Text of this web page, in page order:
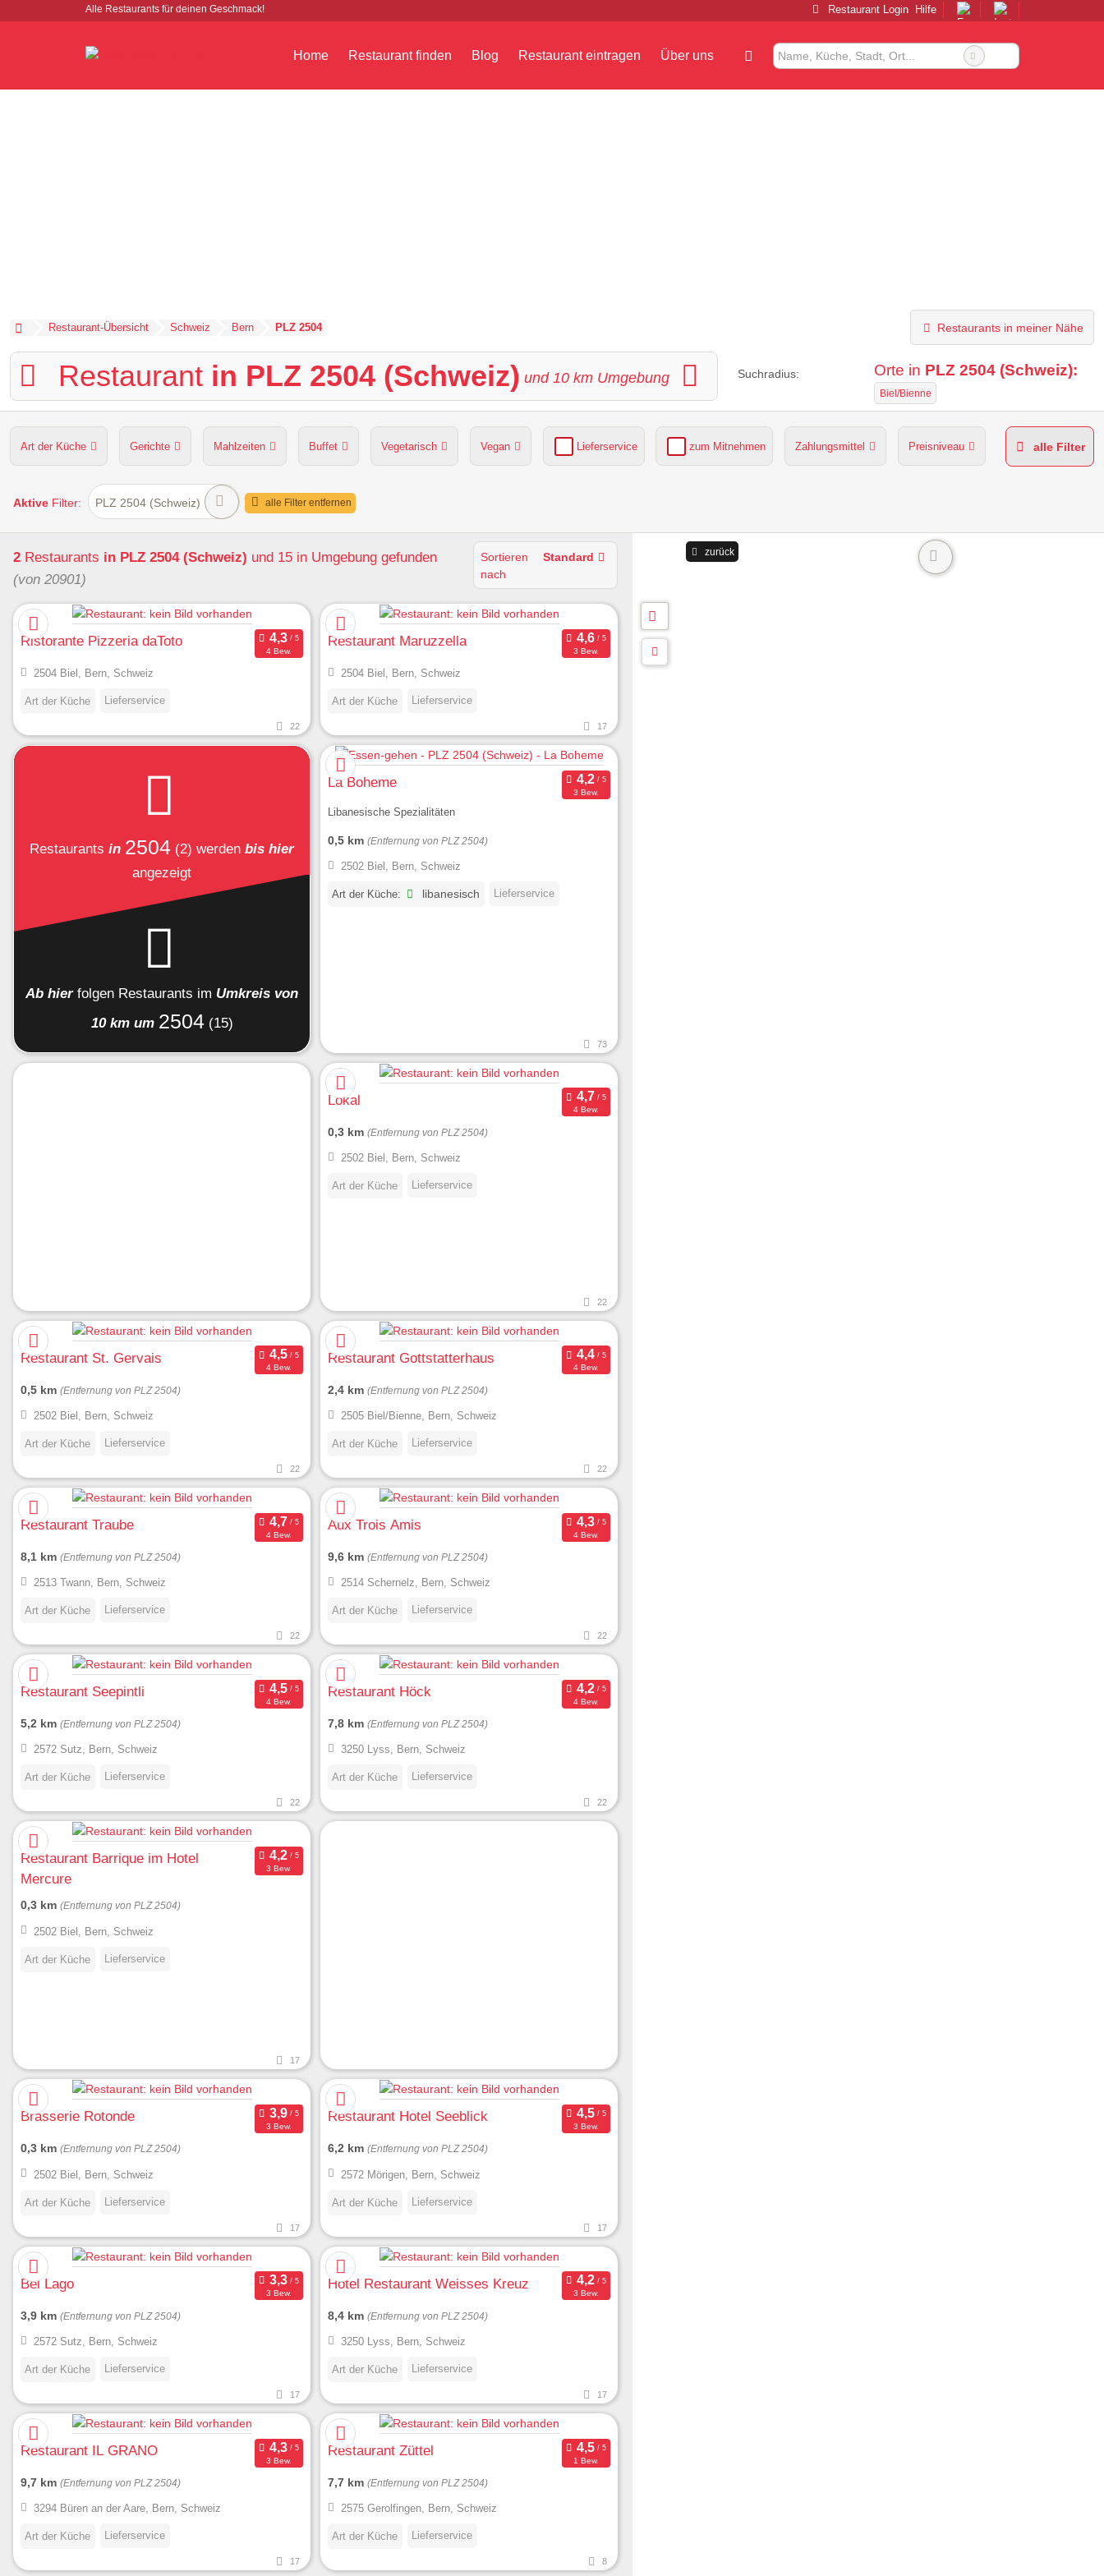
Alle Restaurants für deinen Geschmack! Restaurant Login Hilfe
Home Restaurant finden Blog Restaurant eintragen Über uns
Restaurant-Übersicht Schweiz Bern PLZ 2504 Restaurants in meiner Nähe
Restaurant in PLZ 2504 (Schweiz) und 10 km Umgebung Suchradius: Orte in PLZ 2504 (Schweiz):
Biel/Bienne
Art der Küche Gerichte Mahlzeiten Buffet Vegetarisch Vegan Lieferservice zum Mitnehmen Zahlungsmittel Preisniveau
Hunde erlaubt Kapazität Sitzplätze im Freien
alle Filter
Aktive Filter: PLZ 2504 (Schweiz) alle Filter entfernen
2 Restaurants in PLZ 2504 (Schweiz) und 15 in Umgebung gefunden
(von 20901)
Sortieren
nach
Standard
Ristorante Pizzeria daToto
4 Bew.
2504 Biel, Bern, Schweiz
Art der Küche Lieferservice
22
Restaurant Maruzzella
3 Bew.
2504 Biel, Bern, Schweiz
Art der Küche Lieferservice
17
Restaurants in 2504 (2) werden bis hier
angezeigt
Ab hier folgen Restaurants im Umkreis von
10 km um 2504 (15)
La Boheme
3 Bew.
Libanesische Spezialitäten
0,5 km (Entfernung von PLZ 2504)
2502 Biel, Bern, Schweiz
Art der Küche: libanesisch Lieferservice
73
Lokal
4 Bew.
0,3 km (Entfernung von PLZ 2504)
2502 Biel, Bern, Schweiz
Art der Küche Lieferservice
22
Restaurant St. Gervais
4 Bew.
0,5 km (Entfernung von PLZ 2504)
2502 Biel, Bern, Schweiz
Art der Küche Lieferservice
22
Restaurant Gottstatterhaus
4 Bew.
2,4 km (Entfernung von PLZ 2504)
2505 Biel/Bienne, Bern, Schweiz
Art der Küche Lieferservice
22
Restaurant Traube
4 Bew.
8,1 km (Entfernung von PLZ 2504)
2513 Twann, Bern, Schweiz
Art der Küche Lieferservice
22
Aux Trois Amis
4 Bew.
9,6 km (Entfernung von PLZ 2504)
2514 Schernelz, Bern, Schweiz
Art der Küche Lieferservice
22
Restaurant Seepintli
4 Bew.
5,2 km (Entfernung von PLZ 2504)
2572 Sutz, Bern, Schweiz
Art der Küche Lieferservice
22
Restaurant Höck
4 Bew.
7,8 km (Entfernung von PLZ 2504)
3250 Lyss, Bern, Schweiz
Art der Küche Lieferservice
22
Restaurant Barrique im Hotel
Mercure
3 Bew.
0,3 km (Entfernung von PLZ 2504)
2502 Biel, Bern, Schweiz
Art der Küche Lieferservice
17
Brasserie Rotonde
3 Bew.
0,3 km (Entfernung von PLZ 2504)
2502 Biel, Bern, Schweiz
Art der Küche Lieferservice
17
Restaurant Hotel Seeblick
3 Bew.
6,2 km (Entfernung von PLZ 2504)
2572 Mörigen, Bern, Schweiz
Art der Küche Lieferservice
17
Bel Lago
3 Bew.
3,9 km (Entfernung von PLZ 2504)
2572 Sutz, Bern, Schweiz
Art der Küche Lieferservice
17
Hotel Restaurant Weisses Kreuz
3 Bew.
8,4 km (Entfernung von PLZ 2504)
3250 Lyss, Bern, Schweiz
Art der Küche Lieferservice
17
Restaurant IL GRANO
3 Bew.
9,7 km (Entfernung von PLZ 2504)
3294 Büren an der Aare, Bern, Schweiz
Art der Küche Lieferservice
17
Restaurant Züttel
1 Bew.
7,7 km (Entfernung von PLZ 2504)
2575 Gerolfingen, Bern, Schweiz
Art der Küche Lieferservice
8
zurück